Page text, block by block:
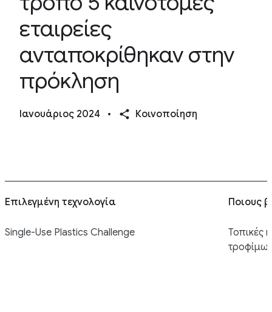
εταιρείες
ανταποκρίθηκαν στην
πρόκληση
Ιανουάριος 2024 • Κοινοποίηση
Επιλεγμένη τεχνολογία
Single-Use Plastics Challenge
Ποιους
Τοπικές